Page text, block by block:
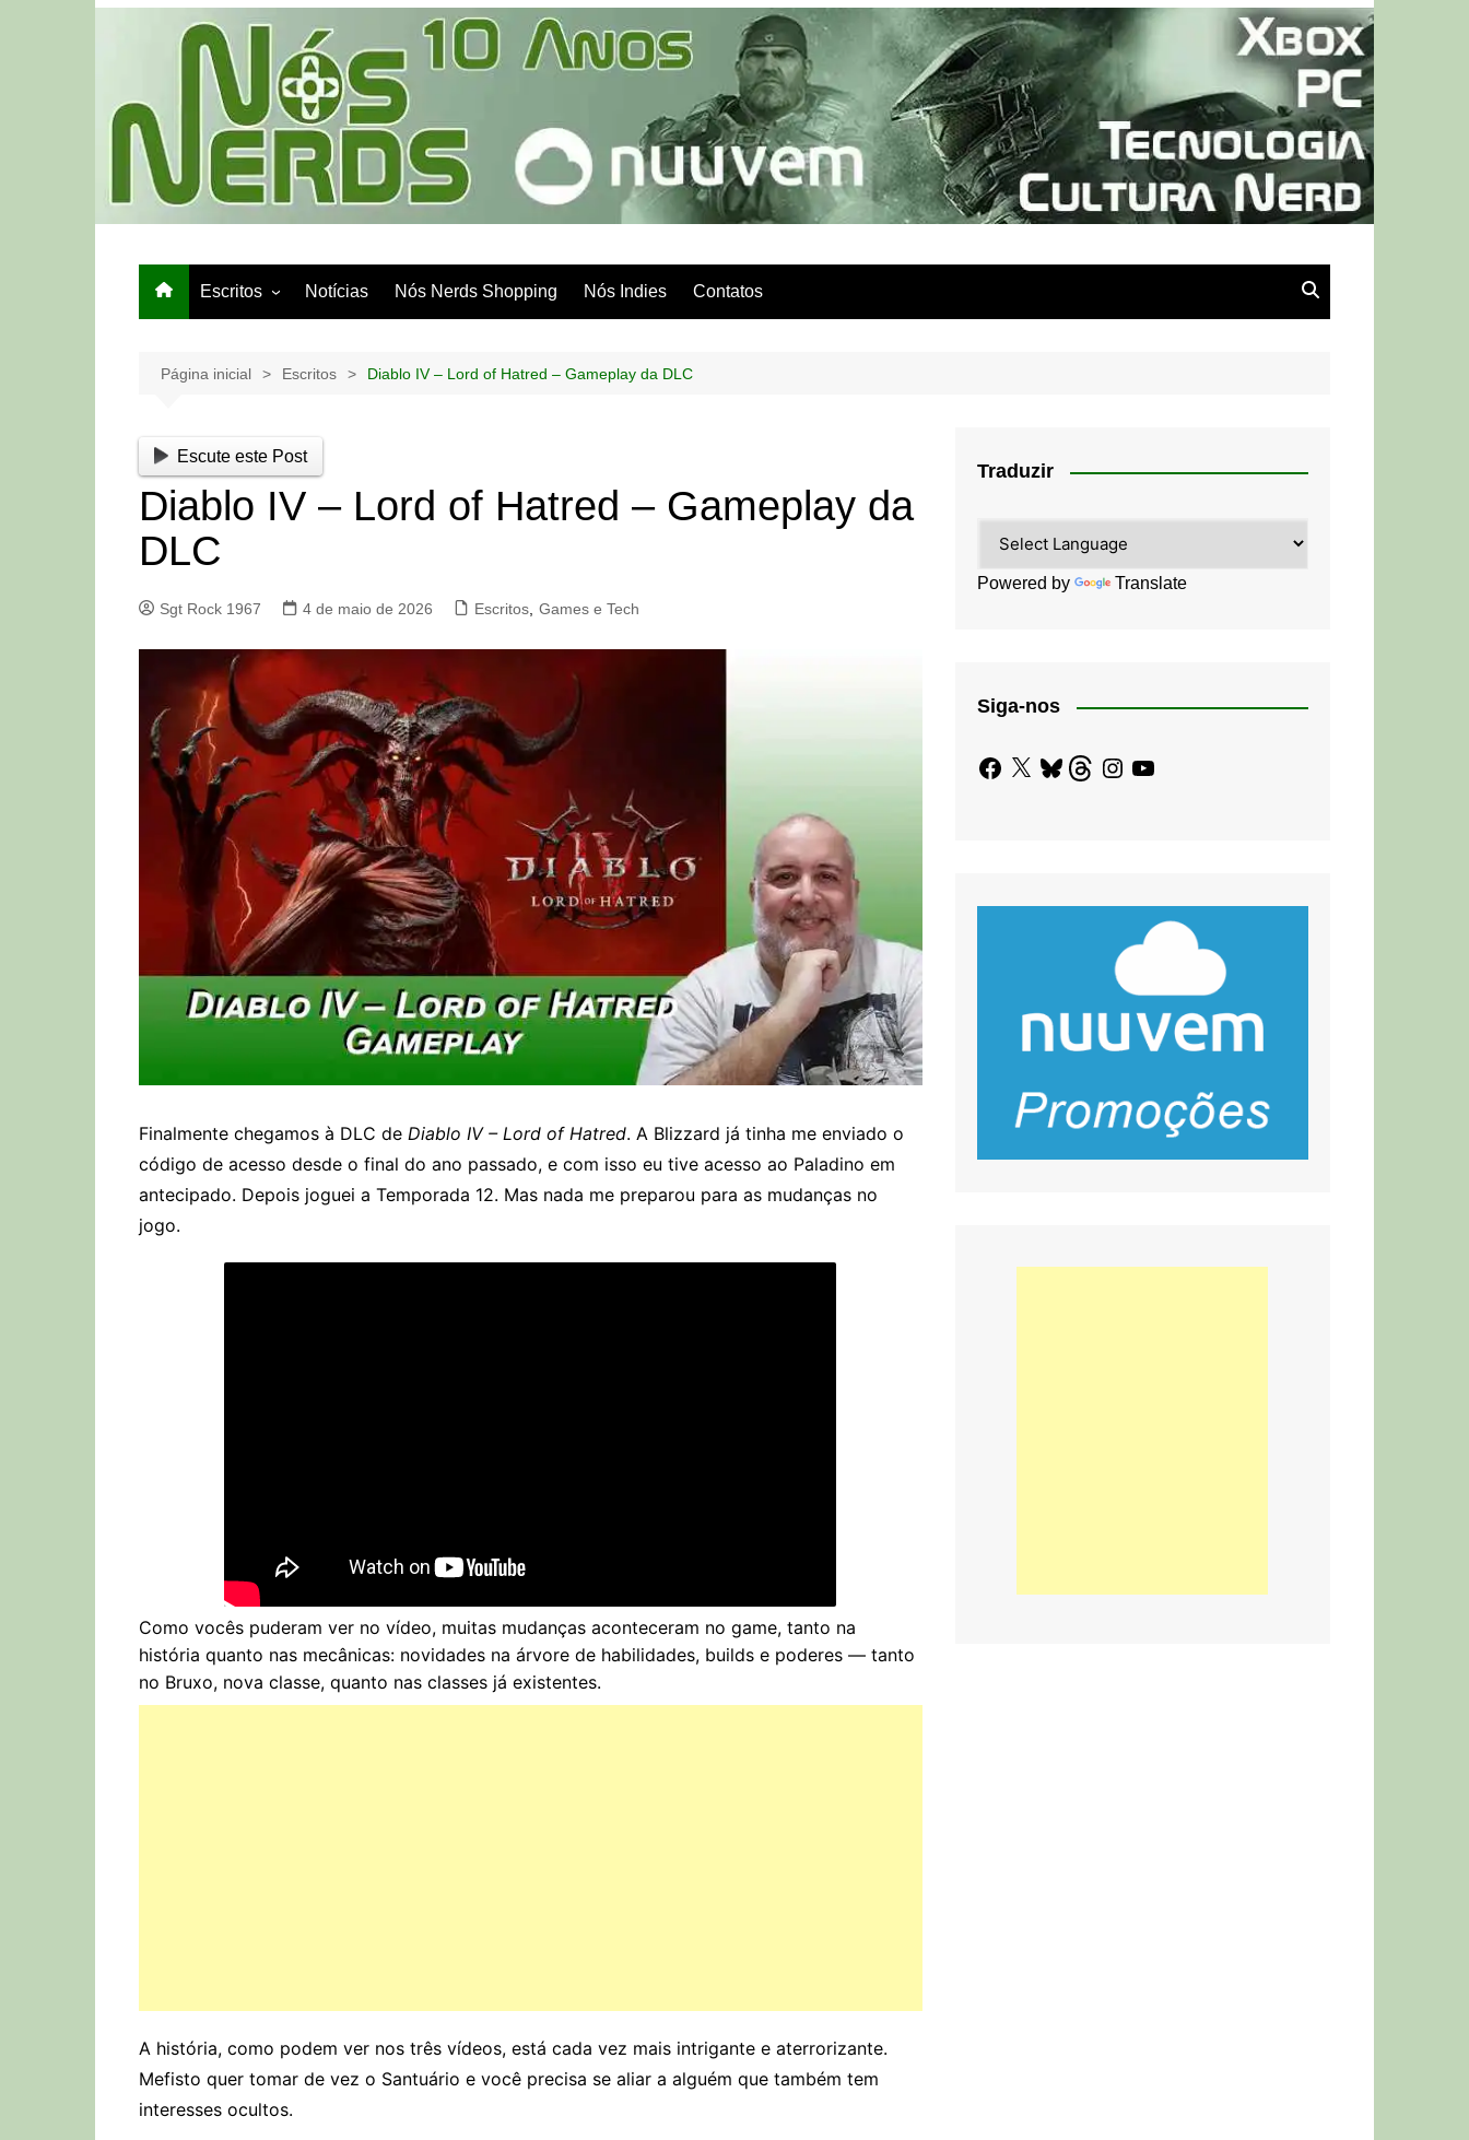
Escritos
Papo de Bar
Notícias Nós Nerds Shopping Nós Indies Contatos
Página inicial Escritos Diablo IV – Lord of Hatred – Gameplay da DLC
Escute este Post
Diablo IV – Lord of Hatred – Gameplay da
DLC
Sgt Rock 1967 4 de maio de 2026 Escritos Games e Tech
Finalmente chegamos à DLC de Diablo IV – Lord of Hatred. A Blizzard já tinha me enviado o
código de acesso desde o final do ano passado, e com isso eu tive acesso ao Paladino em
antecipado. Depois joguei a Temporada 12. Mas nada me preparou para as mudanças no
jogo.
Como vocês puderam ver no vídeo, muitas mudanças aconteceram no game, tanto na
história quanto nas mecânicas: novidades na árvore de habilidades, builds e poderes — tanto
no Bruxo, nova classe, quanto nas classes já existentes.
A história, como podem ver nos três vídeos, está cada vez mais intrigante e aterrorizante.
Mefisto quer tomar de vez o Santuário e você precisa se aliar a alguém que também tem
interesses ocultos.
Traduzir
Powered by Translate
Siga-nos
Facebook
X BlueskyThreadsInstagram
YouTube